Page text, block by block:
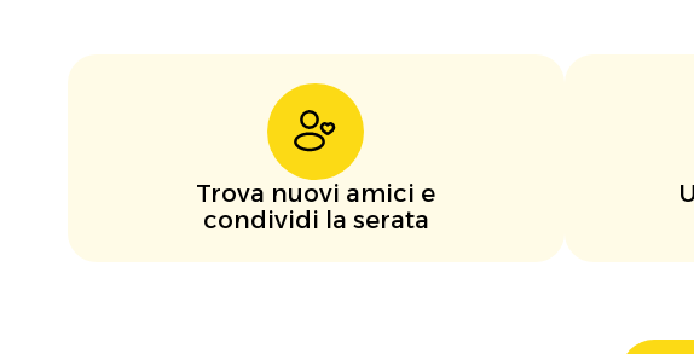
Trova nuovi amici e
condividi la serata